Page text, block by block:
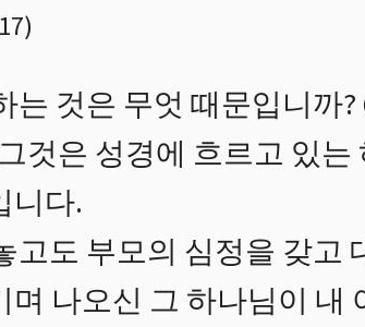
)
것은 무엇 때문입니까?
것은 성경에 흐르고 있는
니다.
고도 부모의 심정을 갖고
나오신 그 하나님이 내